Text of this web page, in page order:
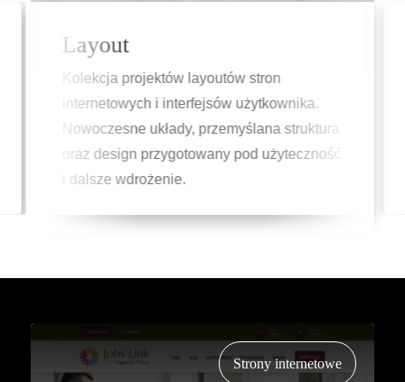
Grafika
Realizacje graficzne obejmujące materiały
reklamowe, infografiki i elementy wizualne.
Projekty tworzone indywidualnie,
wspierające komunikację i
rozpoznawalność marki.
Strony internetowe